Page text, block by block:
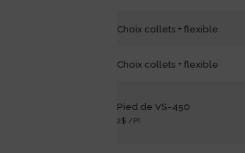
Choix collets + flexible
Choix collets + flexible
Pied de VS-450
2$ /PI